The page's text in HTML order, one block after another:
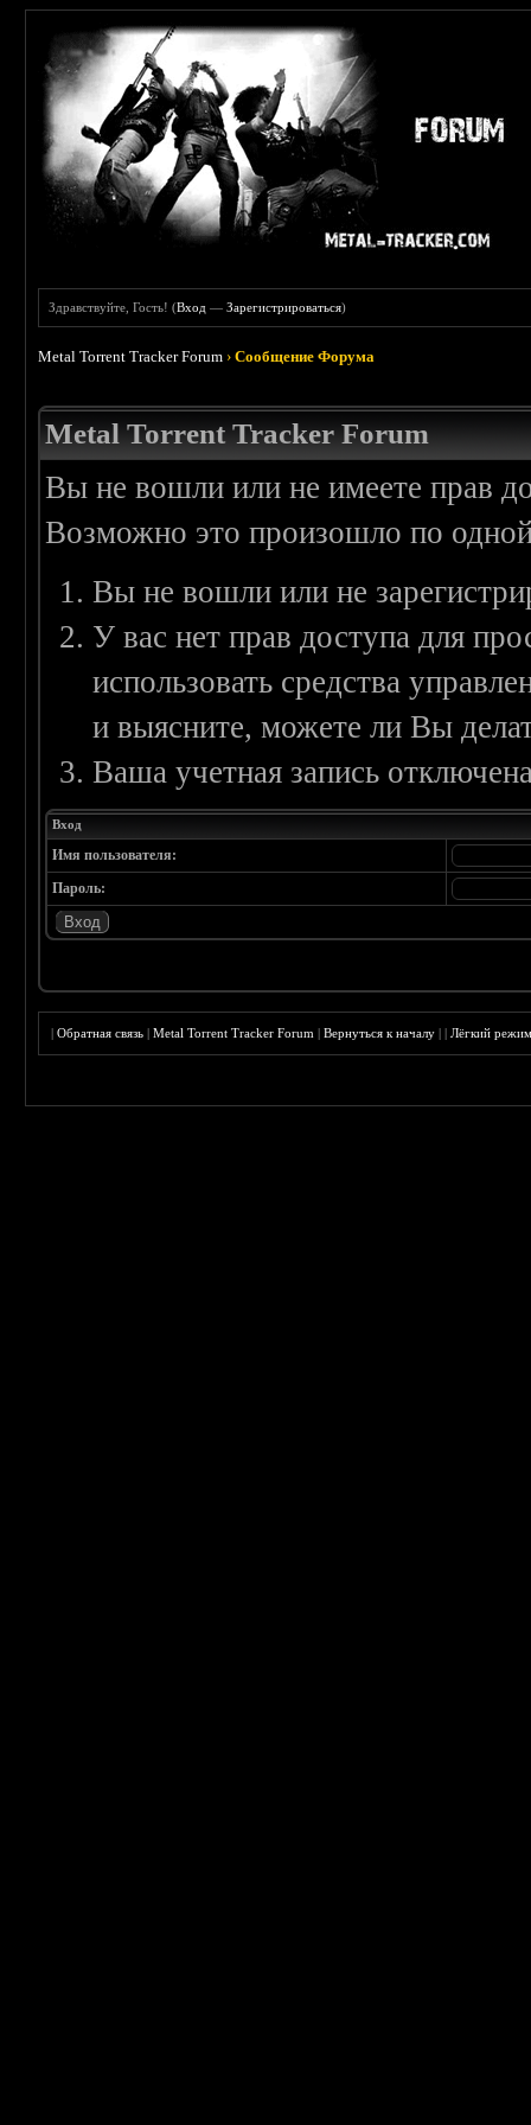
Здравствуйте, Гость! (Вход —Зарегистрироваться)
Metal Torrent Tracker Forum ›Сообщение Форума
Metal Torrent Tracker Forum
Вы не вошли или не имеете прав
Возможно это произошло по
Вы не вошли или не
У вас нет прав доступа для
использовать средства
и выясните, можете ли Вы
Ваша учетная запись
Вход
Имя пользователя:
Пароль:
|Обратная связь |Metal Torrent Tracker Forum |Вернуться к началу ||Лёгкий